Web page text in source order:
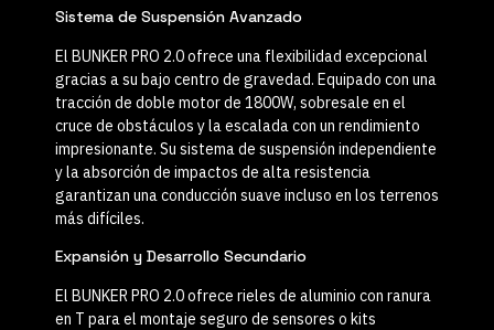
Sistema de Suspensión Avanzado
El BUNKER PRO 2.0 ofrece una flexibilidad excepcional
gracias a su bajo centro de gravedad. Equipado con una
tracción de doble motor de 1800W, sobresale en el
cruce de obstáculos y la escalada con un rendimiento
impresionante. Su sistema de suspensión independiente
y la absorción de impactos de alta resistencia
garantizan una conducción suave incluso en los terrenos
más difíciles.
Expansión y Desarrollo Secundario
El BUNKER PRO 2.0 ofrece rieles de aluminio con ranura
en T para el montaje seguro de sensores o kits